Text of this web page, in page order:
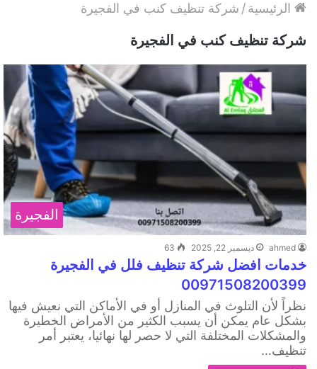
الرئيسية/ شركة تنظيف كنب في الفجيرة
شركة تنظيف كنب في الفجيرة
الفجيرة
ahmed ديسمبر 22, 2025 63
خدمات افضل شركة تنظيف فلل في الفجيرة
00971508200399
نظراً لأن التلوث في المنازل أو في الأماكن التي نعيش فيها
بشكل عام يمكن أن يسبب الكثير من الأمراض الخطيرة
والمشكلات المختلفة التي لا حصر لها نهائيا، يعتبر أمر
تنظيف…